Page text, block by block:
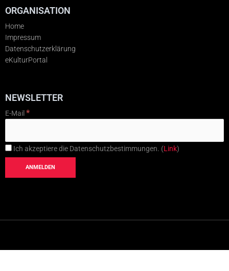
ORGANISATION
Home
Impressum
Datenschutzerklärung
eKulturPortal
NEWSLETTER
E-Mail *
Ich akzeptiere die Datenschutzbestimmungen. (Link)